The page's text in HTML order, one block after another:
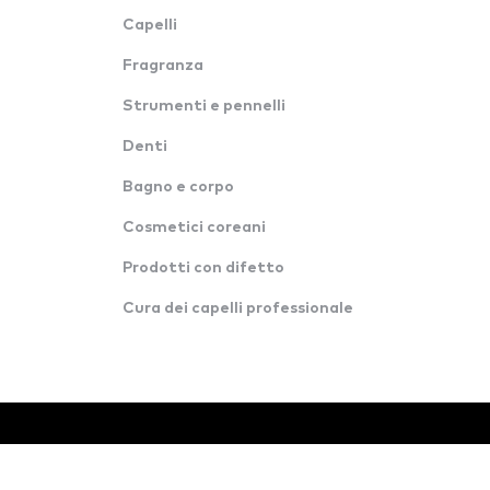
Capelli
Fragranza
Strumenti e pennelli
Denti
Bagno e corpo
Cosmetici coreani
Prodotti con difetto
Cura dei capelli professionale